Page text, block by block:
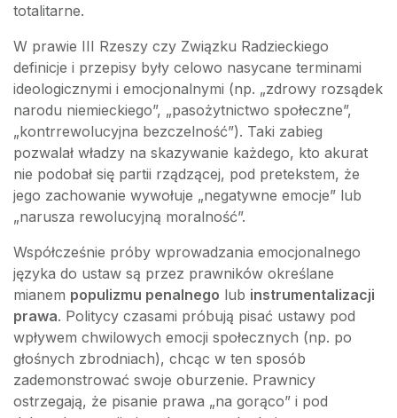
totalitarne.
W prawie III Rzeszy czy Związku Radzieckiego
definicje i przepisy były celowo nasycane terminami
ideologicznymi i emocjonalnymi (np. „zdrowy rozsądek
narodu niemieckiego”, „pasożytnictwo społeczne”,
„kontrrewolucyjna bezczelność”). Taki zabieg
pozwalał władzy na skazywanie każdego, kto akurat
nie podobał się partii rządzącej, pod pretekstem, że
jego zachowanie wywołuje „negatywne emocje” lub
„narusza rewolucyjną moralność”.
Współcześnie próby wprowadzania emocjonalnego
języka do ustaw są przez prawników określane
mianem populizmu penalnego lub instrumentalizacji
prawa. Politycy czasami próbują pisać ustawy pod
wpływem chwilowych emocji społecznych (np. po
głośnych zbrodniach), chcąc w ten sposób
zademonstrować swoje oburzenie. Prawnicy
ostrzegają, że pisanie prawa „na gorąco” i pod